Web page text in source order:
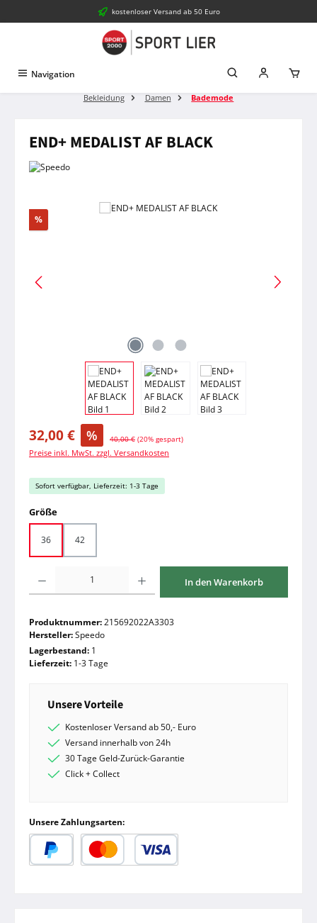
Zum Hauptinhalt springenkostenloser Versand ab 50 Euro
Navigation
Bekleidung Damen Bademode
END+ MEDALIST AF BLACK
Bildergalerie überspringen
%Rabatt
Verkaufspreis:
32,00 € % Regulärer Preis:
40,00 € (20% gespart)
Preise inkl. MwSt. zzgl. Versandkosten
Sofort verfügbar, Lieferzeit: 1-3 Tage
Größeauswählen
36 42
In den Warenkorb
Produktnummer:215692022A3303
Hersteller:Speedo
Lagerbestand: 1
Lieferzeit: 1-3 Tage
Unsere Vorteile
Kostenloser Versand ab 50,- Euro
Versand innerhalb von 24h
30 Tage Geld-Zurück-Garantie
Click + Collect
Unsere Zahlungsarten: